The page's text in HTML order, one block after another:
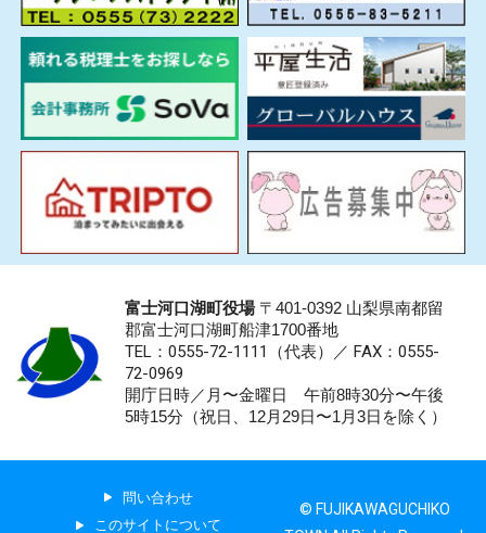
富士河口湖町役場〒401-0392 山梨県南都留
郡富士河口湖町船津1700番地
TEL：0555-72-1111 （代表）／ FAX：0555-
72-0969
開庁日時／月〜金曜日 午前8時30分〜午後
5時15分（祝日、12月29日〜1月3日を除く）
問い合わせ
このサイトについて
© FUJIKAWAGUCHIKO